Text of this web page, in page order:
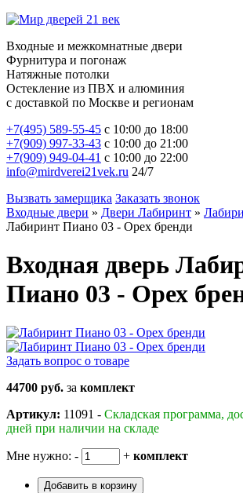
Входные и межкомнатные двери
Фурнитура и погонаж
Натяжные потолки
Остекление из ПВХ и алюминия
с доставкой по Москве и регионам
+7(495) 589-55-45 с 10:00 до 18:00
+7(909) 997-33-43 с 10:00 до 21:00
+7(909) 949-04-41 с 10:00 до 22:00
info@mirdverei21vek.ru 24/7
Вызвать замерщика Заказать звонок
Входные двери » Двери Лабиринт »
Лабиринт Пиано 03 - Орех бренди
Входная дверь
Пиано 03 - Орех
Задать вопрос о товаре
44700 руб. за комплект
Артикул: 11091 - Складская программа,
дней при наличии на складе
Мне нужно: - + комплект
Добавить в корзину